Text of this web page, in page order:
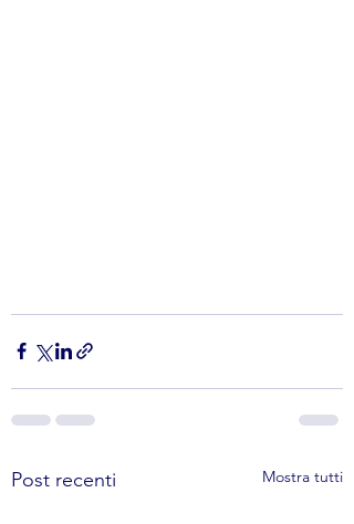
Post recenti Mostra tutti